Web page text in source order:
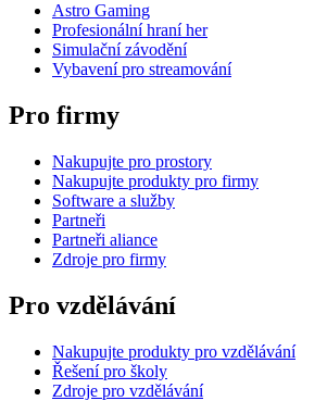
Astro Gaming
Profesionální hraní her
Simulační závodění
Vybavení pro streamování
Pro firmy
Nakupujte pro prostory
Nakupujte produkty pro firmy
Software a služby
Partneři
Partneři aliance
Zdroje pro firmy
Pro vzdělávání
Nakupujte produkty pro vzdělávání
Řešení pro školy
Zdroje pro vzdělávání